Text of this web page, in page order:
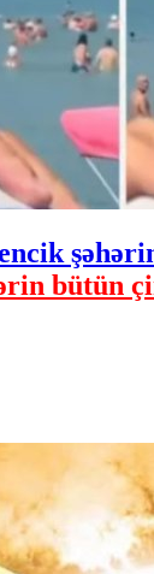
bütün